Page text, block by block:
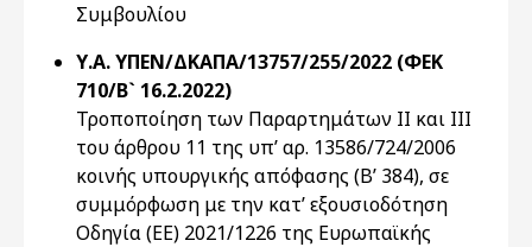
Συμβουλίου
Υ.Α. ΥΠΕΝ/ΔΚΑΠΑ/13757/255/2022 (ΦΕΚ
710/Β` 16.2.2022)
Τροποποίηση των Παραρτημάτων II και III
του άρθρου 11 της υπ’ αρ. 13586/724/2006
κοινής υπουργικής απόφασης (Β’ 384), σε
συμμόρφωση με την κατ’ εξουσιοδότηση
Οδηγία (ΕΕ) 2021/1226 της Ευρωπαϊκής